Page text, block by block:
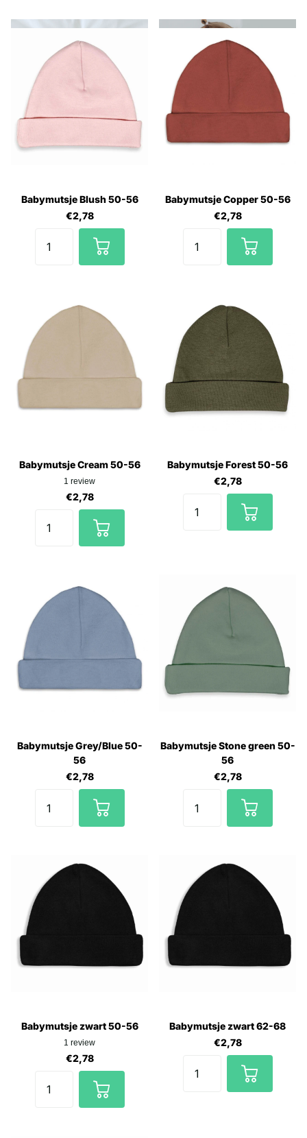
Babymutsje Blush 50-56
€2,78
Babymutsje Copper 50-56
€2,78
Babymutsje Cream 50-56
1 review
€2,78
Babymutsje Forest 50-56
€2,78
Babymutsje Grey/Blue 50-
56
€2,78
Babymutsje Stone green 50-
56
€2,78
Babymutsje zwart 50-56
1 review
€2,78
Babymutsje zwart 62-68
€2,78